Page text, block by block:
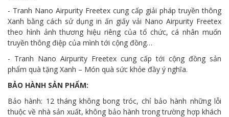
- Tranh Nano Airpurity Freetex cung cấp giải pháp truyền thông
Xanh bằng cách sử dụng in ấn giấy vải Nano Airpurity Freetex
theo hình ảnh thương hiệu riêng của tổ chức, cá nhân muốn
truyền thông điệp của mình tới cộng đồng…
- Tranh Nano Airpurity Freetex cung cấp tới cộng đồng sản
phẩm quà tặng Xanh – Món quà sức khỏe đầy ý nghĩa.
BẢO HÀNH SẢN PHẨM:
Bảo hành: 12 tháng không bong tróc, chỉ bảo hành những lỗi
thuộc về nhà sản xuất, không bảo hành trong trường hợp khách